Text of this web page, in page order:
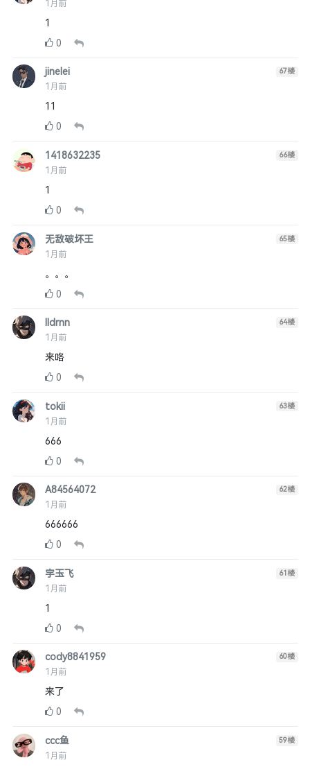
1月前
1
0
jinelei
1月前
67楼
11
0
1418632235
1月前
66楼
1
0
无敌破坏王
1月前
65楼
。。。
0
lldrnn
1月前
64楼
来咯
0
tokii
1月前
63楼
666
0
A84564072
1月前
62楼
666666
0
宇玉飞
1月前
61楼
1
0
cody8841959
1月前
60楼
来了
0
ccc鱼
1月前
59楼